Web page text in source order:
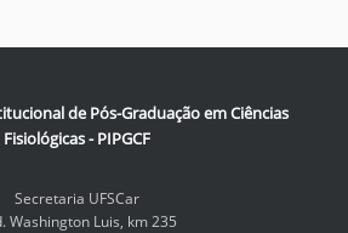
de Pós-Graduação em Ciências
Fisiológicas - PIPGCF
Secretaria UFSCar
Washington Luis, km 235